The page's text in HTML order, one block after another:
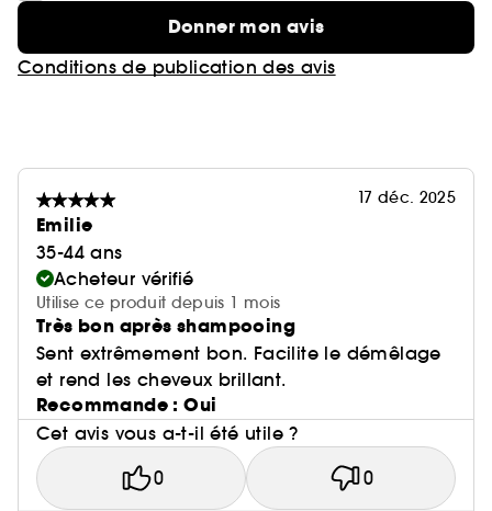
Donner mon avis
Conditions de publication des avis
17 déc. 2025
Emilie
35-44 ans
Acheteur vérifié
Utilise ce produit depuis 1 mois
Très bon après shampooing
Sent extrêmement bon. Facilite le démêlage
et rend les cheveux brillant.
Recommande : Oui
Cet avis vous a-t-il été utile ?
0 0